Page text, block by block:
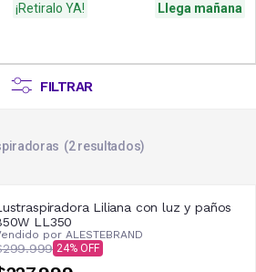
¡Retiralo YA!
Llega mañana
FILTRAR
2resultados
Liliana con luz y paños
LL350
por ALESTEBRAND
24